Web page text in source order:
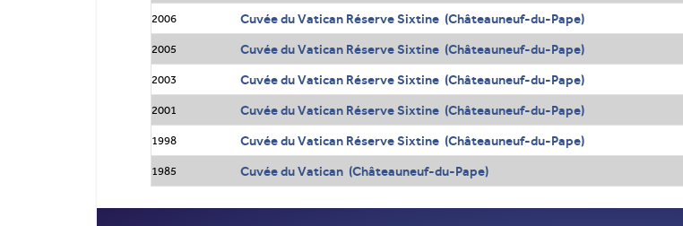
2006 Cuvée du Vatican Réserve Sixtine (Châteauneuf-du-Pape)
2005 Cuvée du Vatican Réserve Sixtine (Châteauneuf-du-Pape)
2003 Cuvée du Vatican Réserve Sixtine (Châteauneuf-du-Pape)
2001 Cuvée du Vatican Réserve Sixtine (Châteauneuf-du-Pape)
1998 Cuvée du Vatican Réserve Sixtine (Châteauneuf-du-Pape)
1985 Cuvée du Vatican (Châteauneuf-du-Pape)